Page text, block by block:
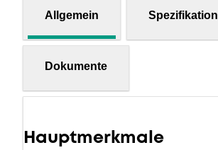
Allgemein Spezifikation
Dokumente
Hauptmerkmale